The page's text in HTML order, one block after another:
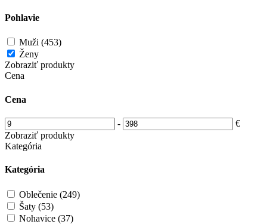
Pohlavie
Muži (453)
Ženy
Zobraziť produkty
Cena
Cena
-
€
Zobraziť produkty
Kategória
Kategória
Oblečenie (249)
Šaty (53)
Nohavice (37)